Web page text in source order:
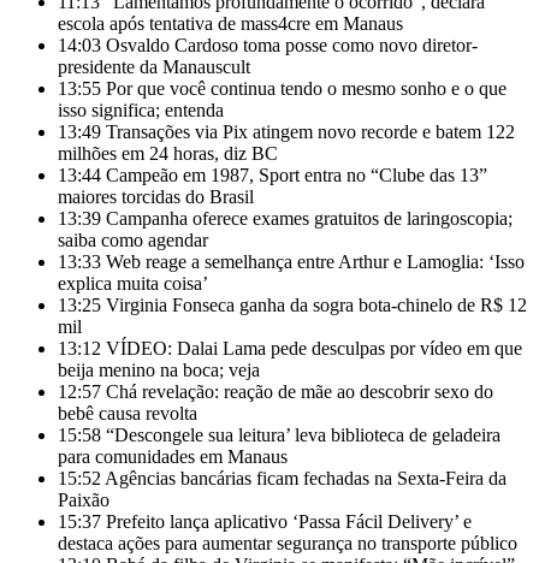
escola após tentativa de mass4cre em Manaus
14:03 Osvaldo Cardoso toma posse como novo diretor-
presidente da Manauscult
13:55 Por que você continua tendo o mesmo sonho e o que
isso significa; entenda
13:49 Transações via Pix atingem novo recorde e batem 122
milhões em 24 horas, diz BC
13:44 Campeão em 1987, Sport entra no “Clube das 13”
maiores torcidas do Brasil
13:39 Campanha oferece exames gratuitos de laringoscopia;
saiba como agendar
13:33 Web reage a semelhança entre Arthur e Lamoglia: ‘Isso
explica muita coisa’
13:25 Virginia Fonseca ganha da sogra bota-chinelo de R$ 12
mil
13:12 VÍDEO: Dalai Lama pede desculpas por vídeo em que
beija menino na boca; veja
12:57 Chá revelação: reação de mãe ao descobrir sexo do
bebê causa revolta
15:58 “Descongele sua leitura’ leva biblioteca de geladeira
para comunidades em Manaus
15:52 Agências bancárias ficam fechadas na Sexta-Feira da
Paixão
15:37 Prefeito lança aplicativo ‘Passa Fácil Delivery’ e
destaca ações para aumentar segurança no transporte público